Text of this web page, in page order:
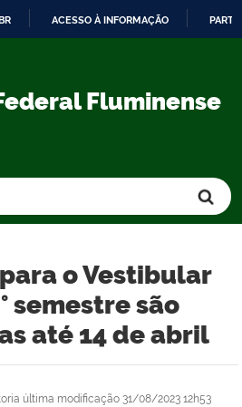
CONTEÚDO
ACESSO À INFORMAÇÃO
Fluminense
o Vestibular
semestre são
até 14 de abril
última modificação 31/08/2023 12h53